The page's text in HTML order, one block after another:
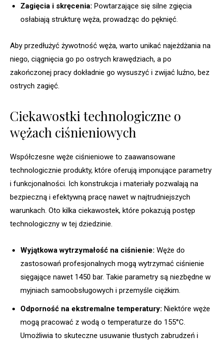
Zagięcia i skręcenia: Powtarzające się silne zgięcia
osłabiają strukturę węża, prowadząc do pęknięć.
Aby przedłużyć żywotność węża, warto unikać najeżdżania na
niego, ciągnięcia go po ostrych krawędziach, a po
zakończonej pracy dokładnie go wysuszyć i zwijać luźno, bez
ostrych zagięć.
Ciekawostki technologiczne o
wężach ciśnieniowych
Współczesne węże ciśnieniowe to zaawansowane
technologicznie produkty, które oferują imponujące parametry
i funkcjonalności. Ich konstrukcja i materiały pozwalają na
bezpieczną i efektywną pracę nawet w najtrudniejszych
warunkach. Oto kilka ciekawostek, które pokazują postęp
technologiczny w tej dziedzinie.
Wyjątkowa wytrzymałość na ciśnienie: Węże do
zastosowań profesjonalnych mogą wytrzymać ciśnienie
sięgające nawet 1450 bar. Takie parametry są niezbędne w
myjniach samoobsługowych i przemyśle ciężkim.
Odporność na ekstremalne temperatury: Niektóre węże
mogą pracować z wodą o temperaturze do 155°C.
Umożliwia to skuteczne usuwanie tłustych zabrudzeń i